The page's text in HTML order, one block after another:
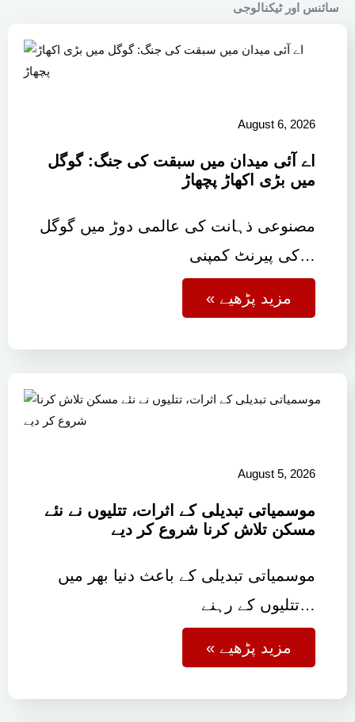
سائنس اور ٹیکنالوجی
August 6, 2026
اے آئی میدان میں سبقت کی جنگ: گوگل
میں بڑی اکھاڑ پچھاڑ
مصنوعی ذہانت کی عالمی دوڑ میں گوگل
کی پیرنٹ کمپنی…
« مزید پڑھیے
August 5, 2026
موسمیاتی تبدیلی کے اثرات، تتلیوں نے نئے
مسکن تلاش کرنا شروع کر دیے
موسمیاتی تبدیلی کے باعث دنیا بھر میں
تتلیوں کے رہنے…
« مزید پڑھیے